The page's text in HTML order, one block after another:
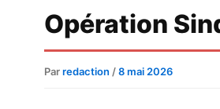
Opération
Parredaction /8 mai 2026